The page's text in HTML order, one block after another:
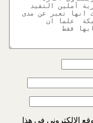
الإلكتروني في هذا